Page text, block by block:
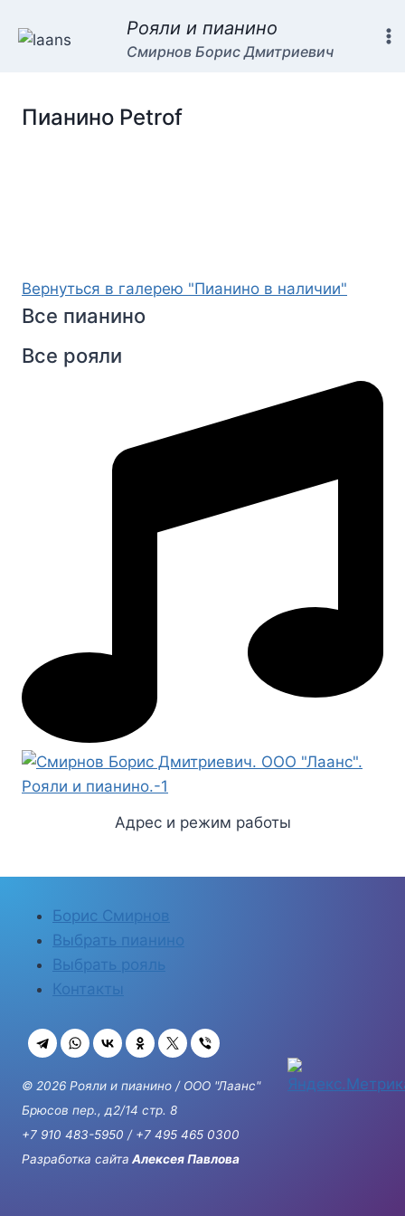
Рояли и пианино
Смирнов Борис Дмитриевич
Пианино Petrof
Вернуться в галерею "Пианино в наличии"
Все пианино
Все рояли
Адрес и режим работы
Борис Смирнов
Выбрать пианино
Выбрать рояль
Контакты
© 2026 Рояли и пианино / ООО "Лаанс"
Брюсов пер., д2/14 стр. 8
+7 910 483-5950 / +7 495 465 0300
Разработка сайта Алексея Павлова